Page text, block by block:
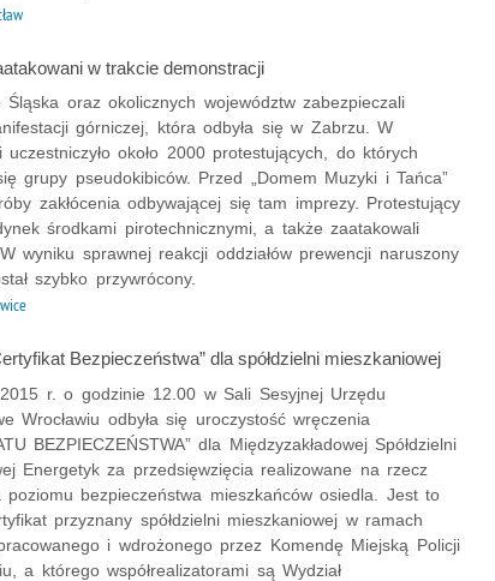
w trakcie demonstracji
Śląska oraz okolicznych województw zabezpieczali
górniczej, która odbyła się w Zabrzu. W
uczestniczyło około 2000 protestujących, do których
się grupy pseudokibiców. Przed „Domem Muzyki i Tańca”
zakłócenia odbywającej się tam imprezy. Protestujący
środkami pirotechnicznymi, a także zaatakowali
wyniku sprawnej reakcji oddziałów prewencji naruszony
szybko przywrócony.
Bezpieczeństwa” dla spółdzielni mieszkaniowej
r. o godzinie 12.00 w Sali Sesyjnej Urzędu
Wrocławiu odbyła się uroczystość wręczenia
BEZPIECZEŃSTWA” dla Międzyzakładowej Spółdzielni
Energetyk za przedsięwzięcia realizowane na rzecz
poziomu bezpieczeństwa mieszkańców osiedla. Jest to
przyznany spółdzielni mieszkaniowej w ramach
i wdrożonego przez Komendę Miejską Policji
a którego współrealizatorami są Wydział